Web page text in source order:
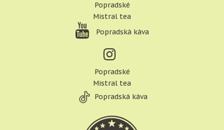
Popradské
Mistral tea
Popradská káva
Popradské
Mistral tea
Popradská káva